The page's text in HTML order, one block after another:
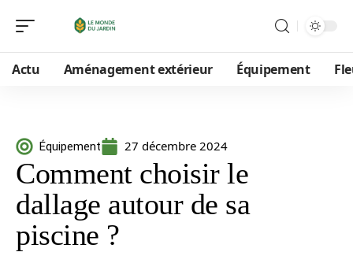
Actu Aménagement extérieur Équipement
Équipement 27 décembre 2024
Comment choisir le
dallage autour de sa
piscine ?